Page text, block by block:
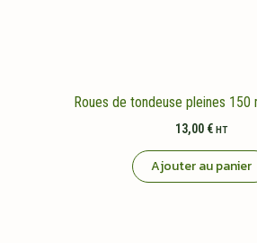
Roues de tondeuse pleines 150
13,00 € HT
Ajouter au panier